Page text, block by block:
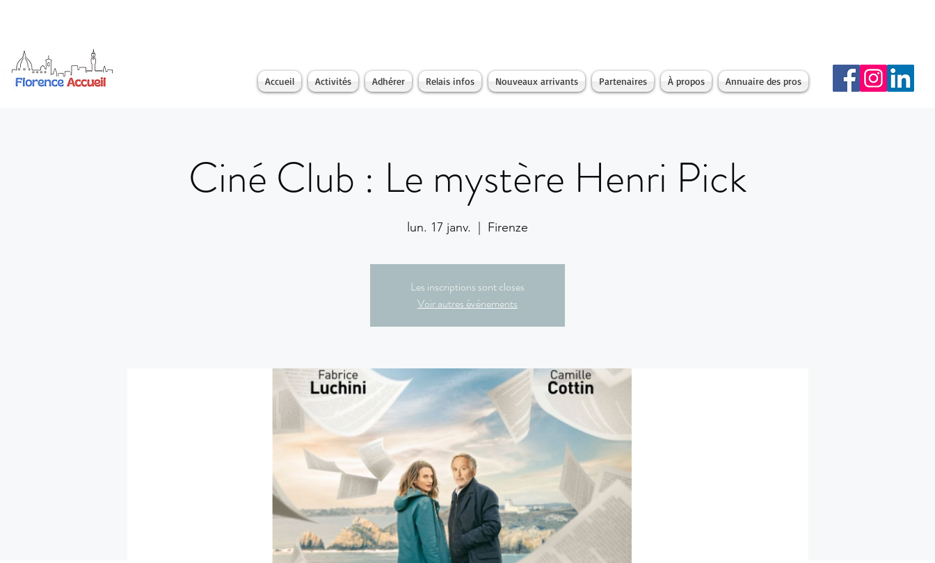
Accueil Activités Adhérer Relais infos Nouveaux arrivants Partenaires À propos Annuaire des pros
Ciné Club : Le mystère Henri Pick
lun. 17 janv. Firenze
Les inscriptions sont closes
Voir autres événements